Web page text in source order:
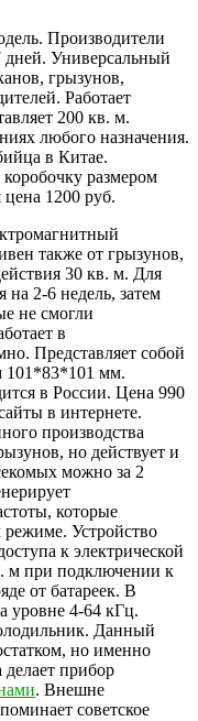
Производители
Универсальный
грызунов,
Работает
200 кв. м.
любого назначения.
в Китае.
размером
1200 руб.
также от грызунов,
30 кв. м. Для
на 2-6 недель, затем
не смогли
в
Представляет собой
101*83*101 мм.
в России. Цена 990
в интернете.
производства
но действует и
можно за 2
которые
режиме. Устройство
к электрической
м при подключении к
от батареек. В
уровне 4-64 кГц.
Данный
но именно
прибор
. Внешне
советское